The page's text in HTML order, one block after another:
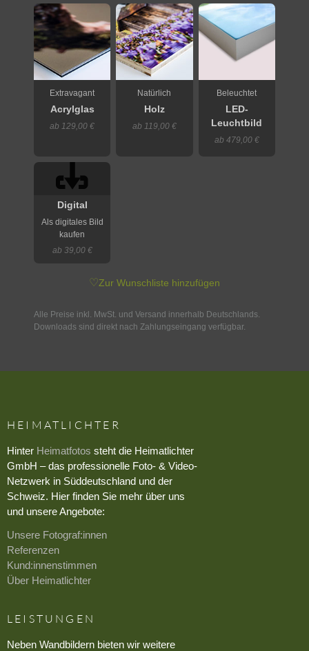
Extravagant
Acrylglas
ab 129,00 €
Natürlich
Holz
ab 119,00 €
Beleuchtet
LED-
Leuchtbild
ab 479,00 €
Digital
Als digitales Bild
kaufen
ab 39,00 €
♡Zur Wunschliste hinzufügen
Alle Preise inkl. MwSt. und Versand innerhalb Deutschlands.
Downloads sind direkt nach Zahlungseingang verfügbar.
HEIMATLICHTER
Hinter Heimatfotos steht die Heimatlichter
GmbH – das professionelle Foto- & Video-
Netzwerk in Süddeutschland und der
Schweiz. Hier finden Sie mehr über uns
und unsere Angebote:
Unsere Fotograf:innen
Referenzen
Kund:innenstimmen
Über Heimatlichter
LEISTUNGEN
Neben Wandbildern bieten wir weitere